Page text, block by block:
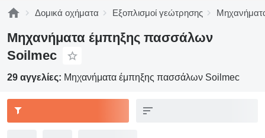
Δομικά οχήματα Εξοπλισμοί γεώτρησης
Μηχανήματα έμπηξης πασσάλων
Soilmec
29 αγγελίες: Μηχανήματα έμπηξης πασσάλων Soilmec